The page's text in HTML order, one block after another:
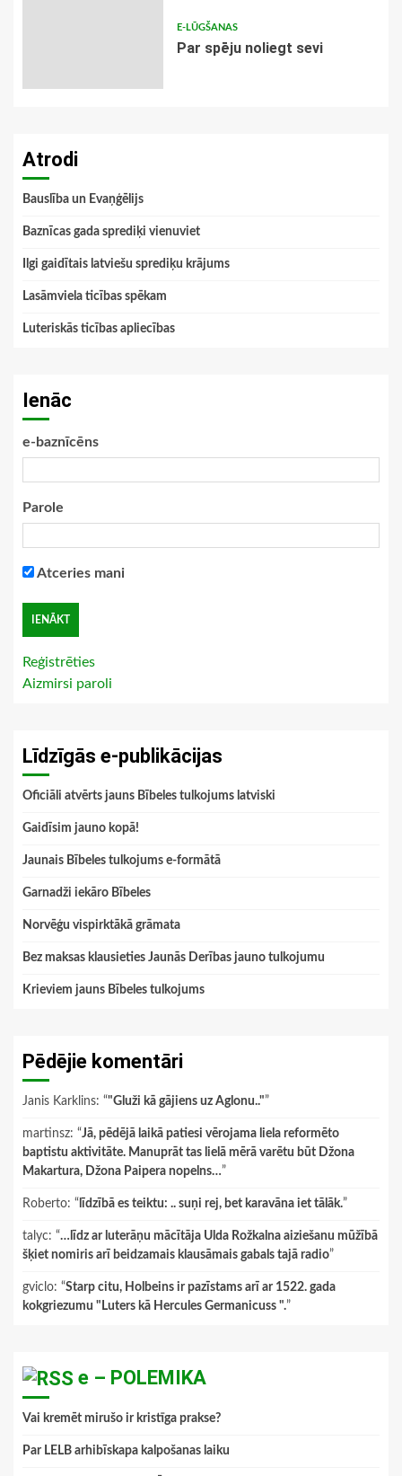
E-LŪGŠANAS
Par spēju noliegt sevi
Atrodi
Bauslība un Evaņģēlijs
Baznīcas gada sprediķi vienuviet
Ilgi gaidītais latviešu sprediķu krājums
Lasāmviela ticības spēkam
Luteriskās ticības apliecības
Ienāc
e-baznīcēns
Parole
Atceries mani
Reģistrēties
Aizmirsi paroli
Līdzīgās e-publikācijas
Oficiāli atvērts jauns Bībeles tulkojums latviski
Gaidīsim jauno kopā!
Jaunais Bībeles tulkojums e-formātā
Garnadži iekāro Bībeles
Norvēģu vispirktākā grāmata
Bez maksas klausieties Jaunās Derības jauno tulkojumu
Krieviem jauns Bībeles tulkojums
Pēdējie komentāri
Janis Karklins: “"Gluži kā gājiens uz Aglonu.."”
martinsz: “Jā, pēdējā laikā patiesi vērojama liela reformēto
baptistu aktivitāte. Manuprāt tas lielā mērā varētu būt Džona
Makartura, Džona Paipera nopelns…”
Roberto: “ līdzībā es teiktu: .. suņi rej, bet karavāna iet tālāk.”
talyc: “…līdz ar luterāņu mācītāja Ulda Rožkalna aiziešanu mūžībā
šķiet nomiris arī beidzamais klausāmais gabals tajā radio”
gviclo: “Starp citu, Holbeins ir pazīstams arī ar 1522. gada
kokgriezumu "Luters kā Hercules Germanicuss ".”
e – POLEMIKA
Vai kremēt mirušo ir kristīga prakse?
Par LELB arhibīskapa kalpošanas laiku